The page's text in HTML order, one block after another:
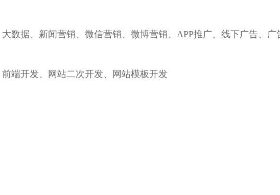
数据、新闻营销、微信营销、微博营销、APP推广、线下广告、广
端开发、网站二次开发、网站模板开发